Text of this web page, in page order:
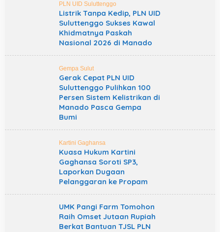
PLN UID Suluttenggo
Listrik Tanpa Kedip, PLN UID
Suluttenggo Sukses Kawal
Khidmatnya Paskah
Nasional 2026 di Manado
Gempa Sulut
Gerak Cepat PLN UID
Suluttenggo Pulihkan 100
Persen Sistem Kelistrikan di
Manado Pasca Gempa
Bumi
Kartini Gaghansa
Kuasa Hukum Kartini
Gaghansa Soroti SP3,
Laporkan Dugaan
Pelanggaran ke Propam
UMK Pangi Farm Tomohon
Raih Omset Jutaan Rupiah
Berkat Bantuan TJSL PLN